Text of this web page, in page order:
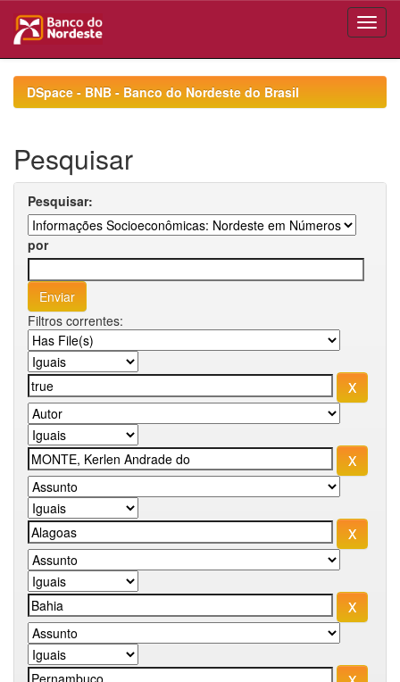
navigationDSpace - BNB - Banco do Nordeste do Brasil
Pesquisar
Pesquisar:
por
Filtros correntes: